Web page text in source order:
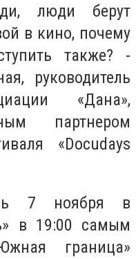
люди берут
в кино, почему
также? -
руководитель
«Дана»,
партнером
«Docudays
7 ноября в
в 19:00 самым
граница»